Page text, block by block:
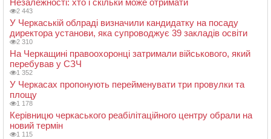
Незалежності: хто і скільки може отримати
2 443
У Черкаській облраді визначили кандидатку на посаду
директора установи, яка супроводжує 39 закладів освіти
2 310
На Черкащині правоохоронці затримали військового, який
перебував у СЗЧ
1 352
У Черкасах пропонують перейменувати три провулки та
площу
1 178
Керівницю черкаського реабілітаційного центру обрали на
новий термін
1 115